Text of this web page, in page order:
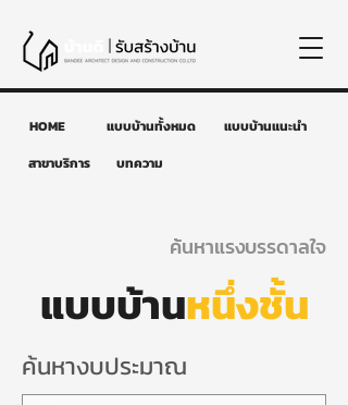
HOME แบบบ้านทั้งหมด
แบบบ้านแนะนำ
สาขาบริการ
บทความ
ค้นหาแรงบรรดาลใจ
แบบบ้านหนึ่งชั้น
ค้นหางบประมาณ